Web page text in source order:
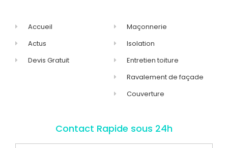
Accueil
Actus
Devis Gratuit
Maçonnerie
Isolation
Entretien toiture
Ravalement de façade
Couverture
Contact Rapide sous 24h